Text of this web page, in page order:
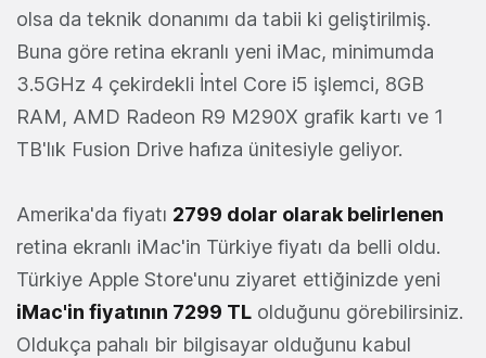
olsa da teknik donanımı da tabii ki geliştirilmiş.
Buna göre retina ekranlı yeni iMac, minimumda
3.5GHz 4 çekirdekli İntel Core i5 işlemci, 8GB
RAM, AMD Radeon R9 M290X grafik kartı ve 1
TB'lık Fusion Drive hafıza ünitesiyle geliyor.
Amerika'da fiyatı 2799 dolar olarak belirlenen
retina ekranlı iMac'in Türkiye fiyatı da belli oldu.
Türkiye Apple Store'unu ziyaret ettiğinizde yeni
iMac'in fiyatının 7299 TL olduğunu görebilirsiniz.
Oldukça pahalı bir bilgisayar olduğunu kabul